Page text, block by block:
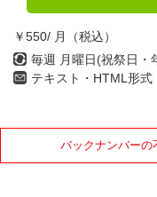
￥550/ 月（税込）
毎週 月曜日(祝祭日・
テキスト・HTML形式
バックナンバーの
1月
7月
2021年